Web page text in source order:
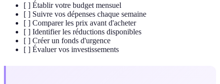
[ ] Établir votre budget mensuel
[ ] Suivre vos dépenses chaque semaine
[ ] Comparer les prix avant d'acheter
[ ] Identifier les réductions disponibles
[ ] Créer un fonds d'urgence
[ ] Évaluer vos investissements